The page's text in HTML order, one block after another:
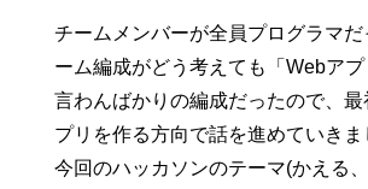
チームメンバーが全員プログラマ
ーム編成がどう考えても「Webアプ
言わんばかりの編成だったので、
プリを作る方向で話を進めていきま
今回のハッカソンのテーマ(かえる